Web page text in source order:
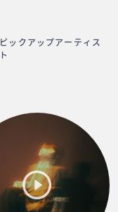
ピックアップアーティス
ト